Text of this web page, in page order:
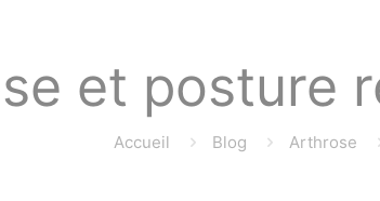
et posture
Accueil Blog Arthrose